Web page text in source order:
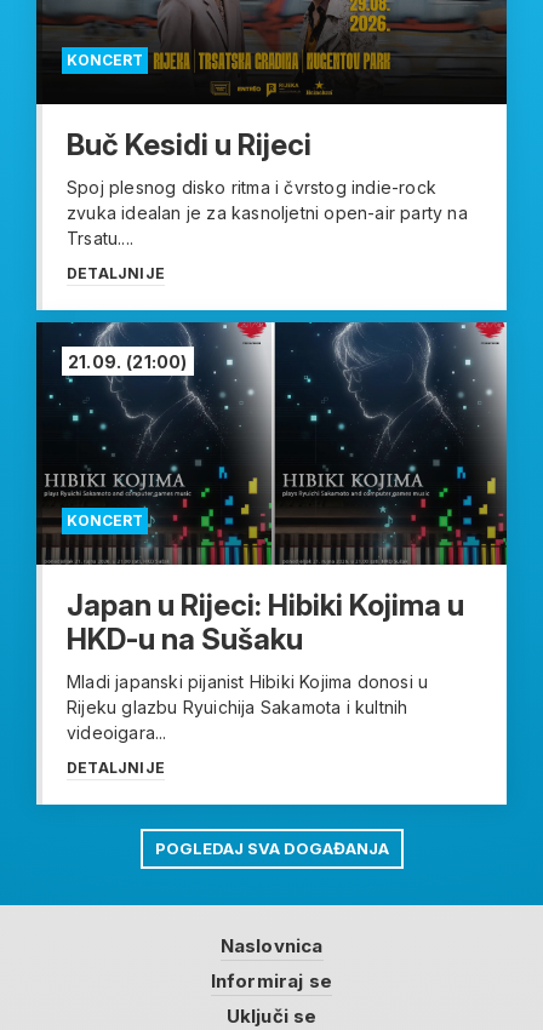
KONCERT
Buč Kesidi u Rijeci
Spoj plesnog disko ritma i čvrstog indie-rock
zvuka idealan je za kasnoljetni open-air party na
Trsatu....
DETALJNIJE
KONCERT
21.09. (21:00)
Japan u Rijeci: Hibiki Kojima u
HKD-u na Sušaku
Mladi japanski pijanist Hibiki Kojima donosi u
Rijeku glazbu Ryuichija Sakamota i kultnih
videoigara...
DETALJNIJE
POGLEDAJ SVA DOGAĐANJA
Naslovnica
Informiraj se
Uključi se